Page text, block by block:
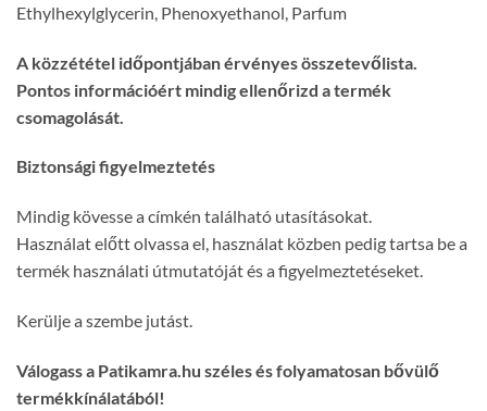
Ethylhexylglycerin, Phenoxyethanol, Parfum
A közzététel időpontjában érvényes összetevőlista.
Pontos információért mindig ellenőrizd a termék
csomagolását.
Biztonsági figyelmeztetés
Mindig kövesse a címkén található utasításokat.
Használat előtt olvassa el, használat közben pedig tartsa be a
termék használati útmutatóját és a figyelmeztetéseket.
Kerülje a szembe jutást.
Válogass a Patikamra.hu széles és folyamatosan bővülő
termékkínálatából!